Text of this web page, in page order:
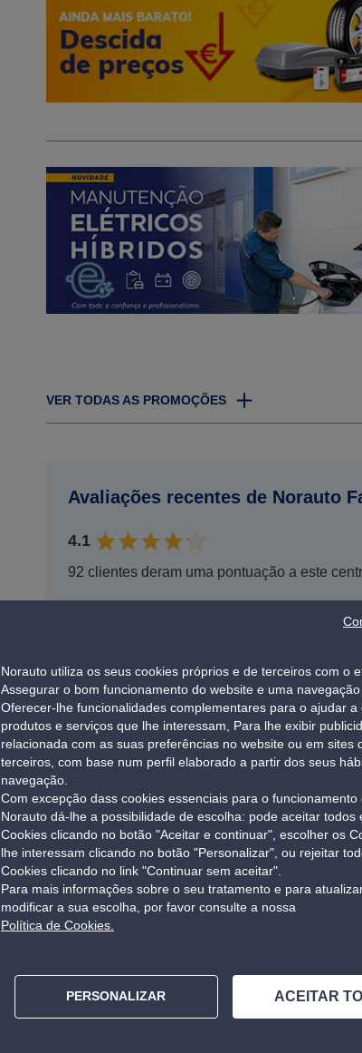
VER TODAS AS PROMOÇÕES
Avaliações recentes de Norauto
4.1
92 clientes deram uma pontuação a este
Descubra toda a nossa oferta de
Faro
Com um simples clique, poderá desfrutar de
produtos inovadores bem como o
Queremos que desfrute de uma experiência
recebê-lo pessoalmente.
Serviços disponíveis na nossa oficina
Norauto utiliza os seus cookies próprios e de terceiros com o
Assegurar o bom funcionamento do website e uma navegação
Oferecer-lhe funcionalidades complementares para o ajudar a
produtos e serviços que lhe interessam, Para lhe exibir
relacionada com as suas preferências no website ou em sites
terceiros, com base num perfil elaborado a partir dos seus
navegação.
Com excepção dass cookies essenciais para o funcionamento
Norauto dá-lhe a possibilidade de escolha: pode aceitar todos
Cookies clicando no botão "Aceitar e continuar", escolher os
lhe interessam clicando no botão "Personalizar", ou rejeitar
Cookies clicando no link "Continuar sem aceitar".
Para mais informações sobre o seu tratamento e para
modificar a sua escolha, por favor consulte a nossa
Política de Cookies.
PERSONALIZAR ACEITAR